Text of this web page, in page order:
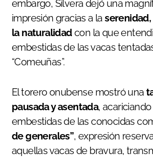
embargo, Silvera dejó una
impresión gracias a la
la naturalidadcon la que
embestidas de las vacas
“Comeuñas”.
El torero onubense mostró una
pausada y asentada,
embestidas de las conocidas
de generales”, expresión
aquellas vacas de bravura,